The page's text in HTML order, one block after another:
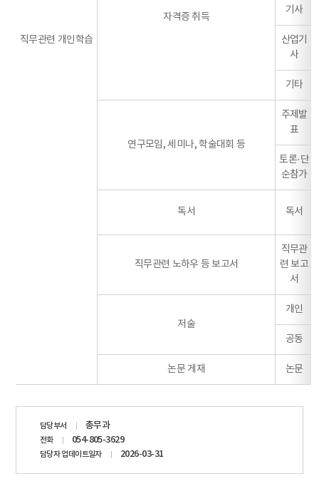
직무관련 개인학습
자격증 취득
기사
산업기
사
기타
연구모임, 세미나, 학술대회 등
주제발
표
토론·단
순참가
독서 독서
직무관련 노하우 등 보고서
직무관
련 보고
서
저술
개인
공동
논문 게재 논문
담당부서 총무과
전화 054-805-3629
담당자 업데이트일자 2026-03-31